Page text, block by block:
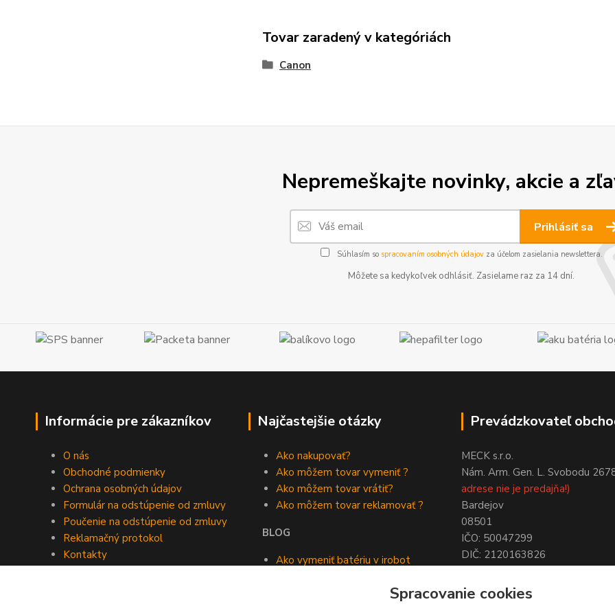
Tovar zaradený v kategóriách
Canon
Nepremeškajte novinky, akcie a
Prihlásiť sa
Súhlasím so spracovaním osobných údajovza účelom zasielania newslettera.
Môžete sa kedykoľvek odhlásiť. Zasielame raz za 14 dní.
Informácie pre zákazníkov
O nás
Obchodné podmienky
Ochrana osobných údajov
Formulár na odstúpenie od zmluvy
Poučenie na odstúpenie od zmluvy
Reklamačný protokol
Kontakty
Najčastejšie otázky
Ako nakupovať?
Ako môžem tovar vymeniť ?
Ako môžem tovar vrátiť?
Ako môžem tovar reklamovať ?
BLOG
Ako vymeniť batériu v irobot
Kedy vymeniť batériu roomba
Prevádzkovateľ
MECK s.r.o.
Nám. Arm. Gen. L. Svobodu
adrese nie je predajňa!)
Bardejov
08501
IČO: 50047299
DIČ: 2120163826
Spracovanie cookies